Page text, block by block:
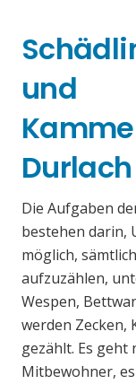
und
Durlach
Die Aufgaben
bestehen darin,
möglich,
aufzuzählen,
Wespen,
werden Zecken,
gezählt. Es
Mitbewohner,